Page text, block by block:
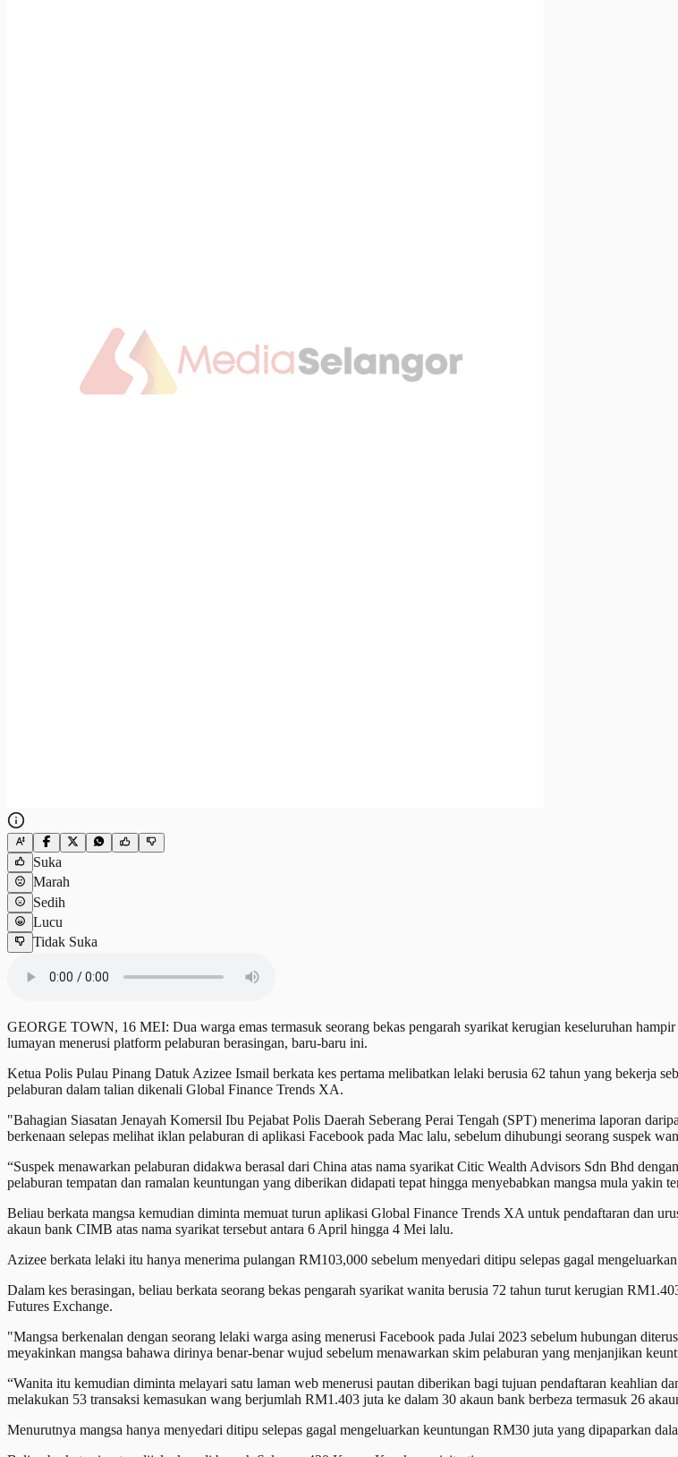
Suka
Marah
Sedih
Lucu
Tidak Suka
GEORGE TOWN, 16 MEI: Dua warga emas termasuk seorang bekas pengarah syarikat kerugian keseluruhan
lumayan menerusi platform pelaburan berasingan, baru-baru ini.
Ketua Polis Pulau Pinang Datuk Azizee Ismail berkata kes pertama melibatkan lelaki berusia 62 tahun yang bekerja
pelaburan dalam talian dikenali Global Finance Trends XA.
"Bahagian Siasatan Jenayah Komersil Ibu Pejabat Polis Daerah Seberang Perai Tengah (SPT) menerima laporan
berkenaan selepas melihat iklan pelaburan di aplikasi Facebook pada Mac lalu, sebelum dihubungi seorang suspek
“Suspek menawarkan pelaburan didakwa berasal dari China atas nama syarikat Citic Wealth Advisors Sdn Bhd
pelaburan tempatan dan ramalan keuntungan yang diberikan didapati tepat hingga menyebabkan mangsa mula yakin
Beliau berkata mangsa kemudian diminta memuat turun aplikasi Global Finance Trends XA untuk pendaftaran dan
akaun bank CIMB atas nama syarikat tersebut antara 6 April hingga 4 Mei lalu.
Azizee berkata lelaki itu hanya menerima pulangan RM103,000 sebelum menyedari ditipu selepas gagal
Dalam kes berasingan, beliau berkata seorang bekas pengarah syarikat wanita berusia 72 tahun turut kerugian
Futures Exchange.
"Mangsa berkenalan dengan seorang lelaki warga asing menerusi Facebook pada Julai 2023 sebelum hubungan
meyakinkan mangsa bahawa dirinya benar-benar wujud sebelum menawarkan skim pelaburan yang menjanjikan
“Wanita itu kemudian diminta melayari satu laman web menerusi pautan diberikan bagi tujuan pendaftaran keahlian
melakukan 53 transaksi kemasukan wang berjumlah RM1.403 juta ke dalam 30 akaun bank berbeza termasuk 26
Menurutnya mangsa hanya menyedari ditipu selepas gagal mengeluarkan keuntungan RM30 juta yang dipaparkan